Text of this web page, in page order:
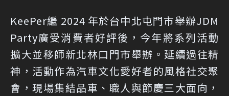
KeePer繼 2024 年於台中北屯門市舉辦JDM
Party廣受消費者好評後，今年將系列活動
擴大並移師新北林口門市舉辦。延續過往精
神，活動作為汽車文化愛好者的風格社交聚
會，現場集結品車、職人與節慶三大面向，